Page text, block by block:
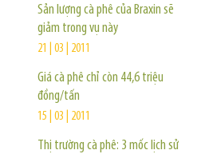
Sản lượng cà phê của Braxin sẽ
giảm trong vụ này
21 | 03 | 2011
Giá cà phê chỉ còn 44,6 triệu
đồng/tấn
15 | 03 | 2011
Thị trường cà phê: 3 mốc lịch sử